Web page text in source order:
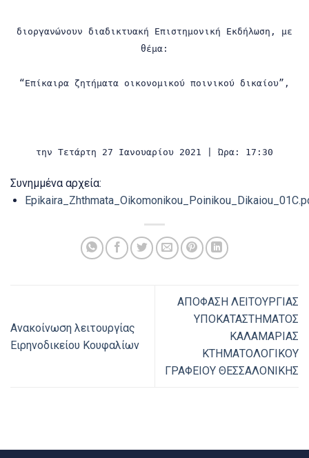
διοργανώνουν διαδικτυακή Επιστημονική Εκδήλωση, με
θέμα:
“Επίκαιρα ζητήματα οικονομικού ποινικού δικαίου”,
την Τετάρτη 27 Ιανουαρίου 2021 | Ώρα: 17:30
Συνημμένα αρχεία:
Ανακοίνωση λειτουργίας
Ειρηνοδικείου Κουφαλίων
ΑΠΟΦΑΣΗ ΛΕΙΤΟΥΡΓΙΑΣ
ΥΠΟΚΑΤΑΣΤΗΜΑΤΟΣ
ΚΑΛΑΜΑΡΙΑΣ
ΚΤΗΜΑΤΟΛΟΓΙΚΟΥ
ΓΡΑΦΕΙΟΥ ΘΕΣΣΑΛΟΝΙΚΗΣ